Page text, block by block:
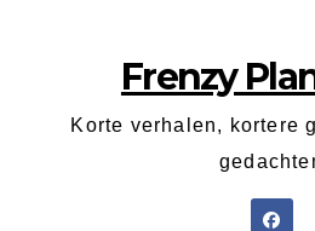
Frenzy
Korte verhalen, kortere